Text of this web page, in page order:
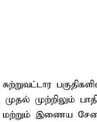
முற்றிலும்
இணைய